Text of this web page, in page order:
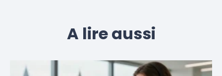
A lire aussi